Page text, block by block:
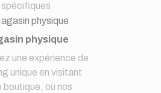
spécifiques
physique
une expérience de
unique en visitant
boutique, où nos